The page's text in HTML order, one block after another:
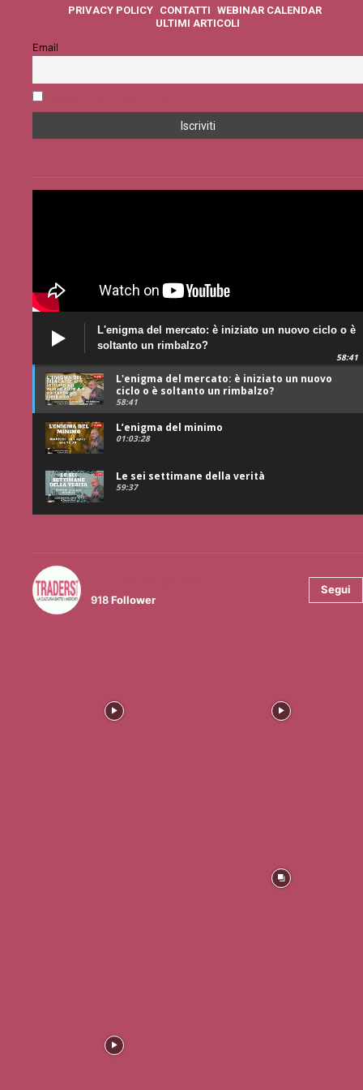
PRIVACY POLICY CONTATTI WEBINAR CALENDAR
ULTIMI ARTICOLI
Email
L'enigma del mercato: è iniziato un nuovo ciclo o è
soltanto un rimbalzo?
58:41
L'enigma del mercato: è iniziato un nuovo
ciclo o è soltanto un rimbalzo?
58:41
L’enigma del minimo
01:03:28
Le sei settimane della verità
59:37
918Follower
Segui